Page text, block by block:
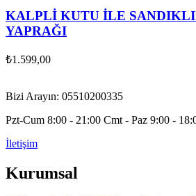
KALPLİ KUTU İLE
YAPRAĞI
₺1.599,00
Bizi Arayın: 05510200335
Pzt-Cum 8:00 - 21:00 Cmt - Paz 9:00 -
İletişim
Kurumsal